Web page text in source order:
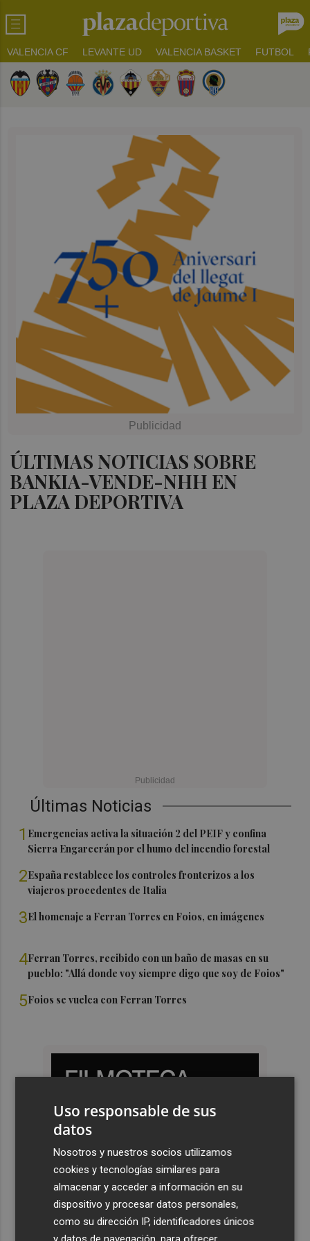
VALENCIA CF LEVANTE UD VALENCIA BASKET FUTBOL
ÚLTIMAS NOTICIAS SOBRE
BANKIA-VENDE-NHH EN
PLAZA DEPORTIVA
Últimas Noticias
1 Emergencias activa la situación 2 del PEIF y confina
Sierra Engarcerán por el humo del incendio forestal
2España restablece los controles fronterizos a los
viajeros procedentes de Italia
3El homenaje a Ferran Torres en Foios, en imágenes
4Ferran Torres, recibido con un baño de masas en su
pueblo: "Allá donde voy siempre digo que soy de Foios"
5Foios se vuelca con Ferran Torres
Uso responsable de sus
datos
Nosotros y nuestros socios utilizamos
cookies y tecnologías similares para
almacenar y acceder a información en su
dispositivo y procesar datos personales,
como su dirección IP, identificadores únicos